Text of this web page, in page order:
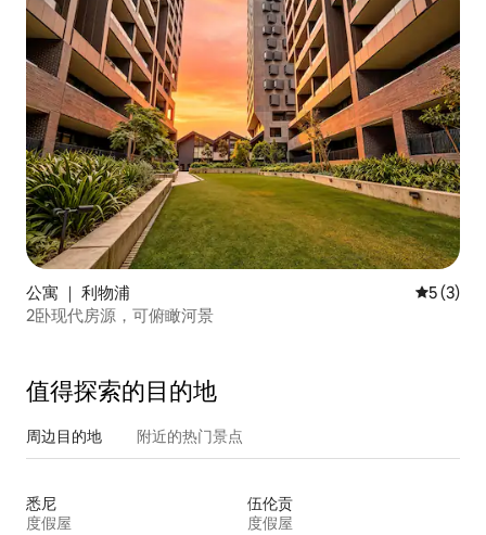
公寓 ｜ 利物浦 平均评分
5 (3)
2卧现代房源，可俯瞰河景
值得探索的目的地
周边目的地 附近的热门景点
悉尼
度假屋
伍伦贡
度假屋